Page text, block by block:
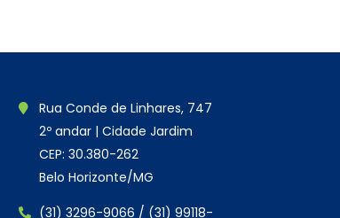
Rua Conde de Linhares, 747
2º andar | Cidade Jardim
CEP: 30.380-262
Belo Horizonte/MG
(31) 3296-9066 / (31) 99118-